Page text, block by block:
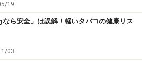
19
なら安全」は誤解！軽いタバコの健康リス
03